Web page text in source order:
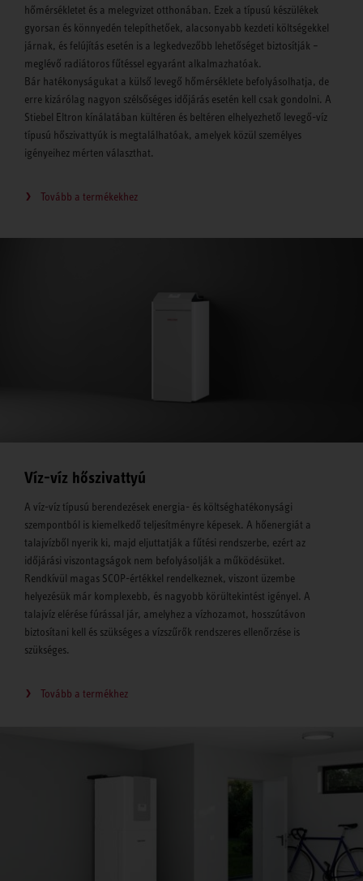
hőmérsékletet és a melegvizet otthonában. Ezek a típusú készülékek
gyorsan és könnyedén telepíthetőek, alacsonyabb kezdeti költségekkel
járnak, és felújítás esetén is a legkedvezőbb lehetőséget biztosítják –
meglévő radiátoros fűtéssel egyaránt alkalmazhatóak.
Bár hatékonyságukat a külső levegő hőmérséklete befolyásolhatja, de
erre kizárólag nagyon szélsőséges időjárás esetén kell csak gondolni. A
Stiebel Eltron kínálatában kültéren és beltéren elhelyezhető levegő-víz
típusú hőszivattyúk is megtalálhatóak, amelyek közül személyes
igényeihez mérten választhat.
Tovább a termékekhez
Víz-víz hőszivattyú
A víz-víz típusú berendezések energia- és költséghatékonysági
szempontból is kiemelkedő teljesítményre képesek. A hőenergiát a
talajvízből nyerik ki, majd eljuttatják a fűtési rendszerbe, ezért az
időjárási viszontagságok nem befolyásolják a működésüket.
Rendkívül magas SCOP-értékkel rendelkeznek, viszont üzembe
helyezésük már komplexebb, és nagyobb körültekintést igényel. A
talajvíz elérése fúrással jár, amelyhez a vízhozamot, hosszútávon
biztosítani kell és szükséges a vízszűrők rendszeres ellenőrzése is
szükséges.
Tovább a termékhez